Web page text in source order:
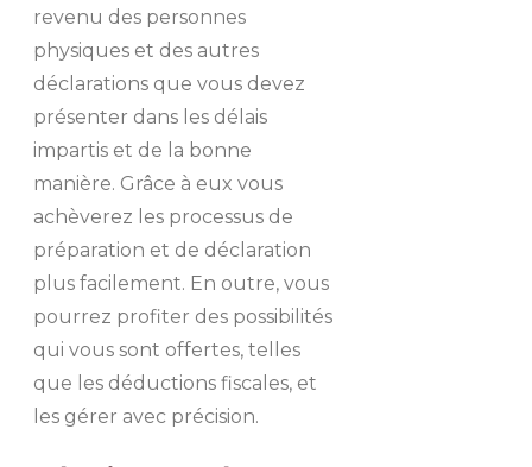
revenu des personnes
physiques et des autres
déclarations que vous devez
présenter dans les délais
impartis et de la bonne
manière. Grâce à eux vous
achèverez les processus de
préparation et de déclaration
plus facilement. En outre, vous
pourrez profiter des possibilités
qui vous sont offertes, telles
que les déductions fiscales, et
les gérer avec précision.